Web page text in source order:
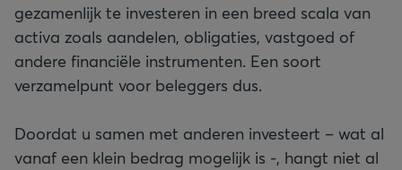
gezamenlijk te investeren in een breed scala van
activa zoals aandelen, obligaties, vastgoed of
andere financiële instrumenten. Een soort
verzamelpunt voor beleggers dus.
Doordat u samen met anderen investeert – wat al
vanaf een klein bedrag mogelijk is -, hangt niet al